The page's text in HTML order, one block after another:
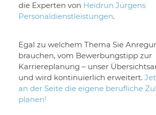
die Experten von Heidrun Jürgens
Personaldienstleistungen.
Egal zu welchem Thema Sie
brauchen, vom Bewerbungstipp zur
Karriereplanung – unser
und wird kontinuierlich erweitert.
an der Seite die eigene berufliche
planen!